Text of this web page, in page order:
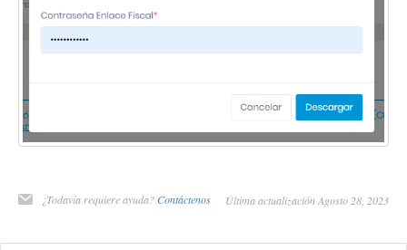
¿Todavía requiere ayuda? Contáctenos Última actualización Agosto 28, 2023